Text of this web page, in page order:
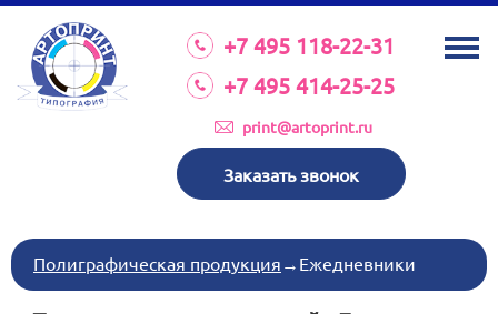
+7 495 118-22-31
+7 495 414-25-25
print@artoprint.ru
Заказать звонок
О КОМПАНИИ
УСЛУГИ
КАТАЛОГ
ТРЕБОВАНИЯ К МАКЕТАМ
НОВОСТИ
ИНВЕСТИЦИИ
Полиграфическая продукция → Ежедневники